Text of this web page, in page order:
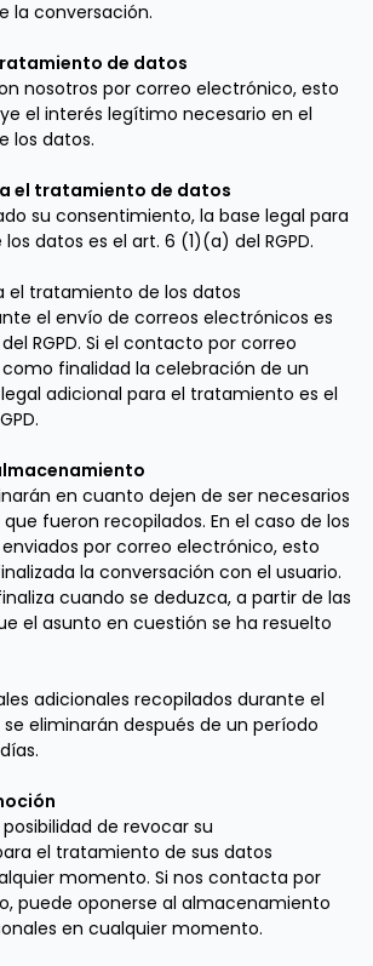
la conversación.
de datos
nosotros por correo electrónico, esto
el interés legítimo necesario en el
los datos.
el tratamiento de datos
su consentimiento, la base legal para
datos es el art. 6 (1)(a) del RGPD.
el tratamiento de los datos
el envío de correos electrónicos es
RGPD. Si el contacto por correo
finalidad la celebración de un
adicional para el tratamiento es el
en cuanto dejen de ser necesarios
fueron recopilados. En el caso de los
por correo electrónico, esto
la conversación con el usuario.
cuando se deduzca, a partir de las
el asunto en cuestión se ha resuelto
adicionales recopilados durante el
eliminarán después de un período
de revocar su
el tratamiento de sus datos
momento. Si nos contacta por
puede oponerse al almacenamiento
en cualquier momento.